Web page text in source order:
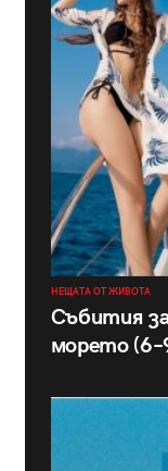
НЕЩАТА ОТ ЖИВОТА
Събития
морето